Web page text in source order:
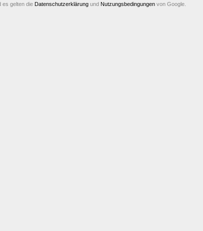
es gelten die Datenschutzerklärung und Nutzungsbedingungen von Google.